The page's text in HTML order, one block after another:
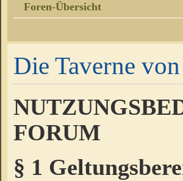
Foren-Übersicht
Die Taverne
FORUM
§ 1